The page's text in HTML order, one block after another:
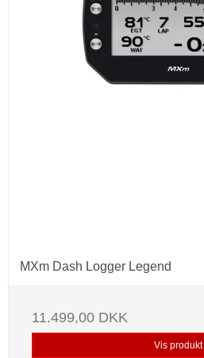
MXm Dash Logger Legend
11.499,00 DKK
Vis produkt